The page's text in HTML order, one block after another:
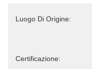
Luogo Di Origine:
Certificazione: